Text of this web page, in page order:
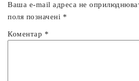
Ваша e-mail адреса не
поля позначені *
Коментар *